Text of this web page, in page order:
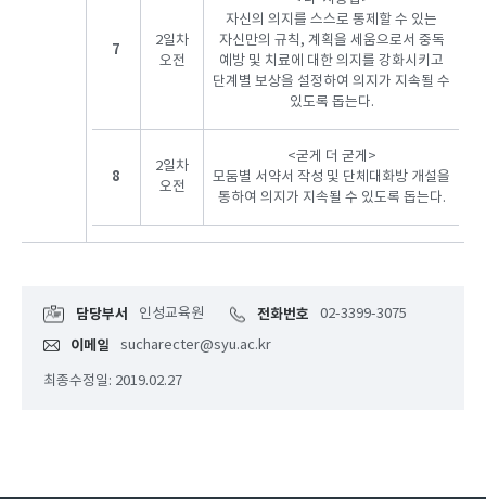
7
2일차
오전
자신의 의지를 스스로 통제할 수 있는
자신만의 규칙, 계획을 세움으로서 중독
예방 및 치료에 대한 의지를 강화시키고
단계별 보상을 설정하여 의지가 지속될 수
있도록 돕는다.
8
2일차
오전
<굳게 더 굳게>
모둠별 서약서 작성 및 단체대화방 개설을
통하여 의지가 지속될 수 있도록 돕는다.
담당부서 인성교육원 전화번호 02-3399-3075
이메일 sucharecter@syu.ac.kr
최종수정일: 2019.02.27